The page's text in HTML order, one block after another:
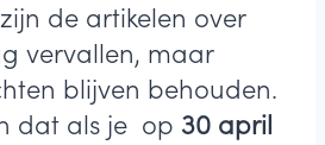
zijn de artikelen over
vervallen, maar
blijven behouden.
dat als je op 30 april